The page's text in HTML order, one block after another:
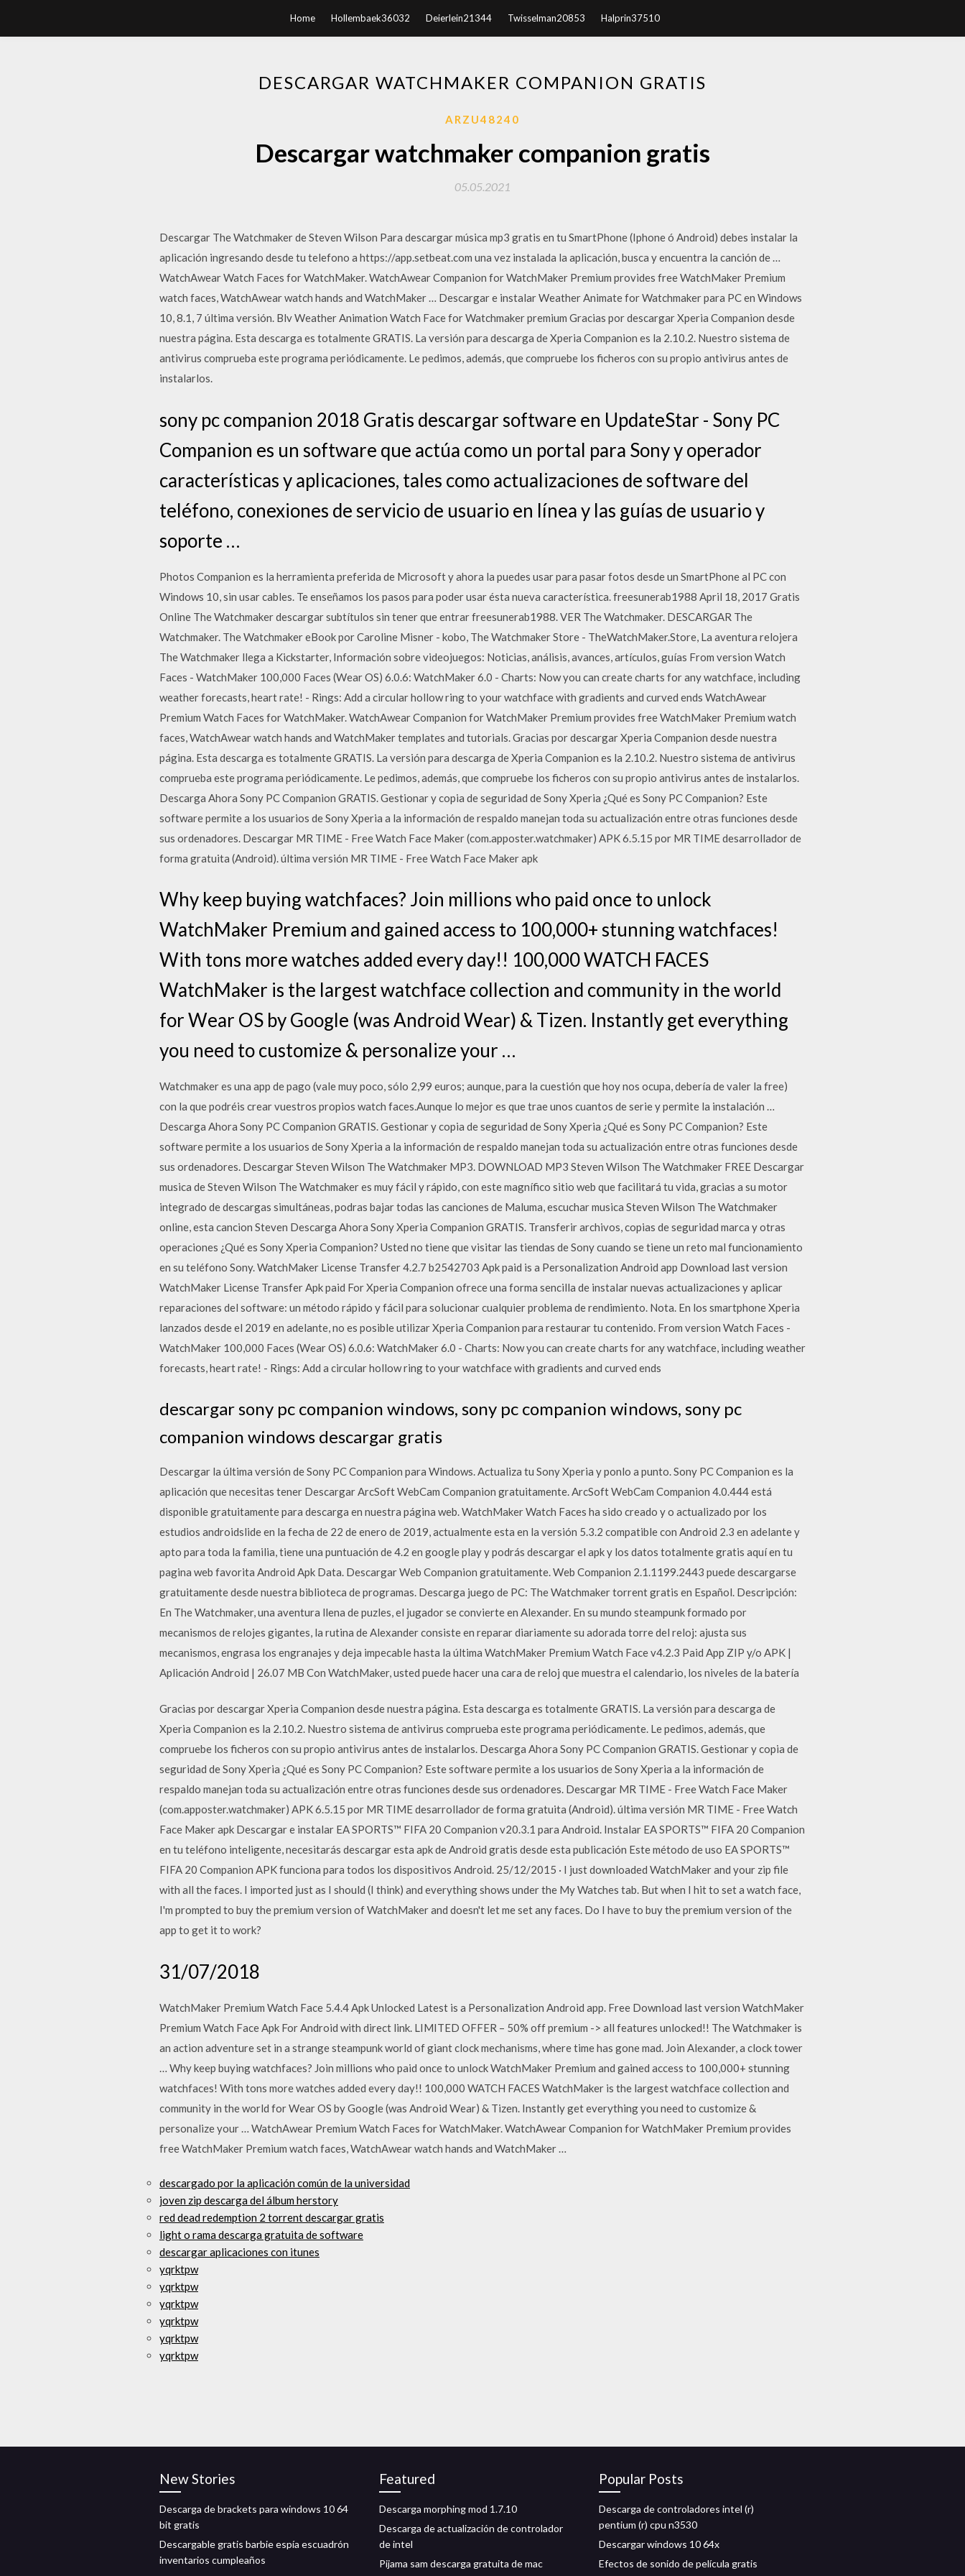
Home Hollembaek36032 Deierlein21344 Twisselman20853 Halprin37510
DESCARGAR WATCHMAKER COMPANION GRATIS
ARZU48240
Descargar watchmaker companion gratis
05.05.2021
Descargar The Watchmaker de Steven Wilson Para descargar música mp3 gratis en tu SmartPhone (Iphone ó Android) debes instalar la
aplicación ingresando desde tu telefono a https://app.setbeat.com una vez instalada la aplicación, busca y encuentra la canción de …
WatchAwear Watch Faces for WatchMaker. WatchAwear Companion for WatchMaker Premium provides free WatchMaker Premium
watch faces, WatchAwear watch hands and WatchMaker … Descargar e instalar Weather Animate for Watchmaker para PC en Windows
10, 8.1, 7 última versión. Blv Weather Animation Watch Face for Watchmaker premium Gracias por descargar Xperia Companion desde
nuestra página. Esta descarga es totalmente GRATIS. La versión para descarga de Xperia Companion es la 2.10.2. Nuestro sistema de
antivirus comprueba este programa periódicamente. Le pedimos, además, que compruebe los ficheros con su propio antivirus antes de
instalarlos.
sony pc companion 2018 Gratis descargar software en UpdateStar - Sony PC
Companion es un software que actúa como un portal para Sony y operador
características y aplicaciones, tales como actualizaciones de software del
teléfono, conexiones de servicio de usuario en línea y las guías de usuario y
soporte …
Photos Companion es la herramienta preferida de Microsoft y ahora la puedes usar para pasar fotos desde un SmartPhone al PC con
Windows 10, sin usar cables. Te enseñamos los pasos para poder usar ésta nueva característica. freesunerab1988 April 18, 2017 Gratis
Online The Watchmaker descargar subtítulos sin tener que entrar freesunerab1988. VER The Watchmaker. DESCARGAR The
Watchmaker. The Watchmaker eBook por Caroline Misner - kobo, The Watchmaker Store - TheWatchMaker.Store, La aventura relojera
The Watchmaker llega a Kickstarter, Información sobre videojuegos: Noticias, análisis, avances, artículos, guías From version Watch
Faces - WatchMaker 100,000 Faces (Wear OS) 6.0.6: WatchMaker 6.0 - Charts: Now you can create charts for any watchface, including
weather forecasts, heart rate! - Rings: Add a circular hollow ring to your watchface with gradients and curved ends WatchAwear
Premium Watch Faces for WatchMaker. WatchAwear Companion for WatchMaker Premium provides free WatchMaker Premium watch
faces, WatchAwear watch hands and WatchMaker templates and tutorials. Gracias por descargar Xperia Companion desde nuestra
página. Esta descarga es totalmente GRATIS. La versión para descarga de Xperia Companion es la 2.10.2. Nuestro sistema de antivirus
comprueba este programa periódicamente. Le pedimos, además, que compruebe los ficheros con su propio antivirus antes de instalarlos.
Descarga Ahora Sony PC Companion GRATIS. Gestionar y copia de seguridad de Sony Xperia ¿Qué es Sony PC Companion? Este
software permite a los usuarios de Sony Xperia a la información de respaldo manejan toda su actualización entre otras funciones desde
sus ordenadores. Descargar MR TIME - Free Watch Face Maker (com.apposter.watchmaker) APK 6.5.15 por MR TIME desarrollador de
forma gratuita (Android). última versión MR TIME - Free Watch Face Maker apk
Why keep buying watchfaces? Join millions who paid once to unlock
WatchMaker Premium and gained access to 100,000+ stunning watchfaces!
With tons more watches added every day!! 100,000 WATCH FACES
WatchMaker is the largest watchface collection and community in the world
for Wear OS by Google (was Android Wear) & Tizen. Instantly get everything
you need to customize & personalize your …
Watchmaker es una app de pago (vale muy poco, sólo 2,99 euros; aunque, para la cuestión que hoy nos ocupa, debería de valer la free)
con la que podréis crear vuestros propios watch faces.Aunque lo mejor es que trae unos cuantos de serie y permite la instalación …
Descarga Ahora Sony PC Companion GRATIS. Gestionar y copia de seguridad de Sony Xperia ¿Qué es Sony PC Companion? Este
software permite a los usuarios de Sony Xperia a la información de respaldo manejan toda su actualización entre otras funciones desde
sus ordenadores. Descargar Steven Wilson The Watchmaker MP3. DOWNLOAD MP3 Steven Wilson The Watchmaker FREE Descargar
musica de Steven Wilson The Watchmaker es muy fácil y rápido, con este magnífico sitio web que facilitará tu vida, gracias a su motor
integrado de descargas simultáneas, podras bajar todas las canciones de Maluma, escuchar musica Steven Wilson The Watchmaker
online, esta cancion Steven Descarga Ahora Sony Xperia Companion GRATIS. Transferir archivos, copias de seguridad marca y otras
operaciones ¿Qué es Sony Xperia Companion? Usted no tiene que visitar las tiendas de Sony cuando se tiene un reto mal funcionamiento
en su teléfono Sony. WatchMaker License Transfer 4.2.7 b2542703 Apk paid is a Personalization Android app Download last version
WatchMaker License Transfer Apk paid For Xperia Companion ofrece una forma sencilla de instalar nuevas actualizaciones y aplicar
reparaciones del software: un método rápido y fácil para solucionar cualquier problema de rendimiento. Nota. En los smartphone Xperia
lanzados desde el 2019 en adelante, no es posible utilizar Xperia Companion para restaurar tu contenido. From version Watch Faces -
WatchMaker 100,000 Faces (Wear OS) 6.0.6: WatchMaker 6.0 - Charts: Now you can create charts for any watchface, including weather
forecasts, heart rate! - Rings: Add a circular hollow ring to your watchface with gradients and curved ends
descargar sony pc companion windows, sony pc companion windows, sony pc
companion windows descargar gratis
Descargar la última versión de Sony PC Companion para Windows. Actualiza tu Sony Xperia y ponlo a punto. Sony PC Companion es la
aplicación que necesitas tener Descargar ArcSoft WebCam Companion gratuitamente. ArcSoft WebCam Companion 4.0.444 está
disponible gratuitamente para descarga en nuestra página web. WatchMaker Watch Faces ha sido creado y o actualizado por los
estudios androidslide en la fecha de 22 de enero de 2019, actualmente esta en la versión 5.3.2 compatible con Android 2.3 en adelante y
apto para toda la familia, tiene una puntuación de 4.2 en google play y podrás descargar el apk y los datos totalmente gratis aquí en tu
pagina web favorita Android Apk Data. Descargar Web Companion gratuitamente. Web Companion 2.1.1199.2443 puede descargarse
gratuitamente desde nuestra biblioteca de programas. Descarga juego de PC: The Watchmaker torrent gratis en Español. Descripción:
En The Watchmaker, una aventura llena de puzles, el jugador se convierte en Alexander. En su mundo steampunk formado por
mecanismos de relojes gigantes, la rutina de Alexander consiste en reparar diariamente su adorada torre del reloj: ajusta sus
mecanismos, engrasa los engranajes y deja impecable hasta la última WatchMaker Premium Watch Face v4.2.3 Paid App ZIP y/o APK |
Aplicación Android | 26.07 MB Con WatchMaker, usted puede hacer una cara de reloj que muestra el calendario, los niveles de la batería
Gracias por descargar Xperia Companion desde nuestra página. Esta descarga es totalmente GRATIS. La versión para descarga de
Xperia Companion es la 2.10.2. Nuestro sistema de antivirus comprueba este programa periódicamente. Le pedimos, además, que
compruebe los ficheros con su propio antivirus antes de instalarlos. Descarga Ahora Sony PC Companion GRATIS. Gestionar y copia de
seguridad de Sony Xperia ¿Qué es Sony PC Companion? Este software permite a los usuarios de Sony Xperia a la información de
respaldo manejan toda su actualización entre otras funciones desde sus ordenadores. Descargar MR TIME - Free Watch Face Maker
(com.apposter.watchmaker) APK 6.5.15 por MR TIME desarrollador de forma gratuita (Android). última versión MR TIME - Free Watch
Face Maker apk Descargar e instalar EA SPORTS™ FIFA 20 Companion v20.3.1 para Android. Instalar EA SPORTS™ FIFA 20 Companion
en tu teléfono inteligente, necesitarás descargar esta apk de Android gratis desde esta publicación Este método de uso EA SPORTS™
FIFA 20 Companion APK funciona para todos los dispositivos Android. 25/12/2015 · I just downloaded WatchMaker and your zip file
with all the faces. I imported just as I should (I think) and everything shows under the My Watches tab. But when I hit to set a watch face,
I'm prompted to buy the premium version of WatchMaker and doesn't let me set any faces. Do I have to buy the premium version of the
app to get it to work?
31/07/2018
WatchMaker Premium Watch Face 5.4.4 Apk Unlocked Latest is a Personalization Android app. Free Download last version WatchMaker
Premium Watch Face Apk For Android with direct link. LIMITED OFFER – 50% off premium -> all features unlocked!! The Watchmaker is
an action adventure set in a strange steampunk world of giant clock mechanisms, where time has gone mad. Join Alexander, a clock tower
… Why keep buying watchfaces? Join millions who paid once to unlock WatchMaker Premium and gained access to 100,000+ stunning
watchfaces! With tons more watches added every day!! 100,000 WATCH FACES WatchMaker is the largest watchface collection and
community in the world for Wear OS by Google (was Android Wear) & Tizen. Instantly get everything you need to customize &
personalize your … WatchAwear Premium Watch Faces for WatchMaker. WatchAwear Companion for WatchMaker Premium provides
free WatchMaker Premium watch faces, WatchAwear watch hands and WatchMaker …
descargado por la aplicación común de la universidad
joven zip descarga del álbum herstory
red dead redemption 2 torrent descargar gratis
light o rama descarga gratuita de software
descargar aplicaciones con itunes
yqrktpw
yqrktpw
yqrktpw
yqrktpw
yqrktpw
yqrktpw
New Stories
Descarga de brackets para windows 10 64
bit gratis
Descargable gratis barbie espía escuadrón
inventarios cumpleaños
Featured
Descarga morphing mod 1.7.10
Descarga de actualización de controlador
de intel
Pijama sam descarga gratuita de mac
Popular Posts
Descarga de controladores intel (r)
pentium (r) cpu n3530
Descargar windows 10 64x
Efectos de sonido de película gratis